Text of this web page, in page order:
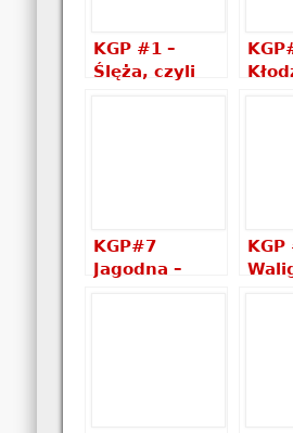
KGP #1 –
Ślęża, czyli
KGP#7
Jagodna –